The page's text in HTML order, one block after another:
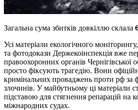
Загальна сума збитків довкіллю склала
Усі матеріали екологічного
та фотодокази Держекоінспекція вже
правоохоронних органів Чернігівської
просто фіксують трагедію. Вони
кримінальних проваджень проти рф за
злочинів. У майбутньому ці матеріали
підставою для стягнення репарацій на
міжнародних судах.